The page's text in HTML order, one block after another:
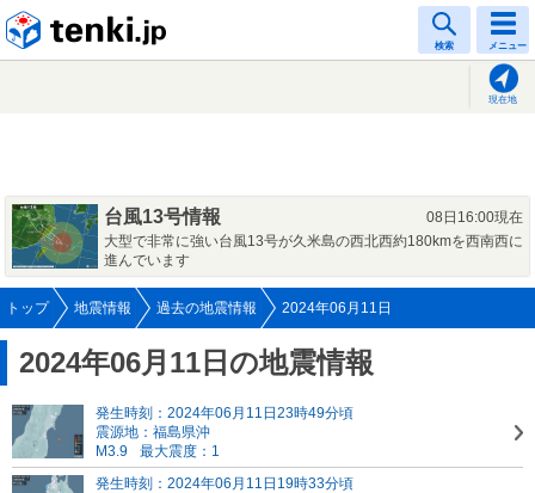
検索 メニュー
現在地
台風13号情報
08日16:00現在
大型で非常に強い台風13号が久米島の西北西約180kmを西南西に
進んでいます
トップ 地震情報 過去の地震情報 2024年06月11日
2024年06月11日の地震情報
発生時刻：2024年06月11日23時49分頃
震源地：福島県沖
M3.9
最大震度：1
発生時刻：2024年06月11日19時33分頃